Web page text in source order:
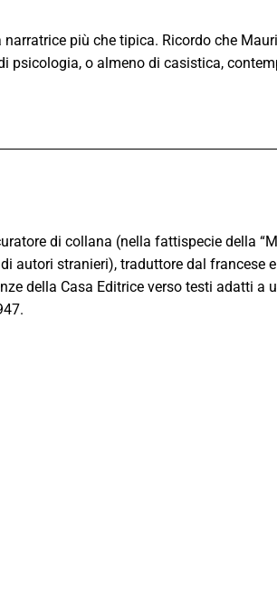
più che tipica. Ricordo che
psicologia, o almeno di casistica,
di collana (nella fattispecie della
autori stranieri), traduttore dal francese e
della Casa Editrice verso testi adatti a